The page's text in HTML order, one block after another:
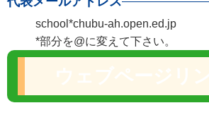
school*chubu-ah.open.ed.jp
*部分を@に変えて下さい。